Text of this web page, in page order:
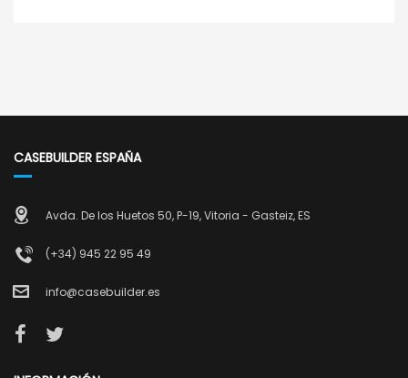
CASEBUILDER ESPAÑA
Avda. De los Huetos 50, P-19, Vitoria - Gasteiz, ES
(+34) 945 22 95 49
info@casebuilder.es